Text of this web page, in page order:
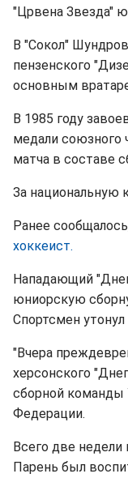
"Црвена Звезда"
В "Сокол"
пензенского
основным
В 1985 году
медали союзного
матча в составе
За национальную
Ранее
хоккеист.
Нападающий
юниорскую
Спортсмен
"Вчера
херсонского
сборной команды
Федерации.
Всего две недели
Парень был